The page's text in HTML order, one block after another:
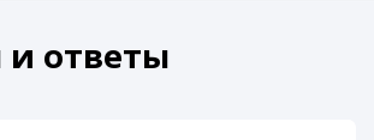
и ответы